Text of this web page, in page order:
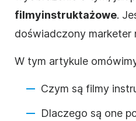
filmyinstruktażowe.
doświadczony marketer
W tym artykule
Czym są filmy
Dlaczego są one